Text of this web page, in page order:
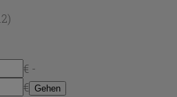
)
€ -
€ Gehen